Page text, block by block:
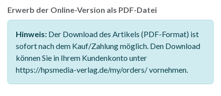
Erwerb der Online-Version als PDF-Datei
Hinweis: Der Download des Artikels (PDF-Format) ist
sofort nach dem Kauf/Zahlung möglich. Den Download
können Sie in Ihrem Kundenkonto unter
https://hpsmedia-verlag.de/my/orders/ vornehmen.